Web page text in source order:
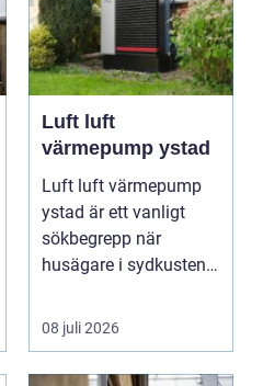
Luft luft
värmepump ystad
Luft luft värmepump
ystad är ett vanligt
sökbegrepp när
husägare i sydkusten
08 juli 2026